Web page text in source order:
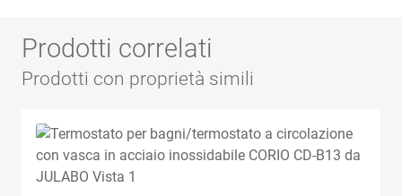
Prodotti correlati
Prodotti con proprietà simili